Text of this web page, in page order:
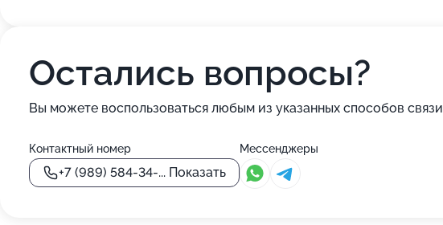
Остались вопросы?
Вы можете воспользоваться любым из указанных способов связи
Контактный номер
+7 (989) 584-34-... Показать
Мессенджеры